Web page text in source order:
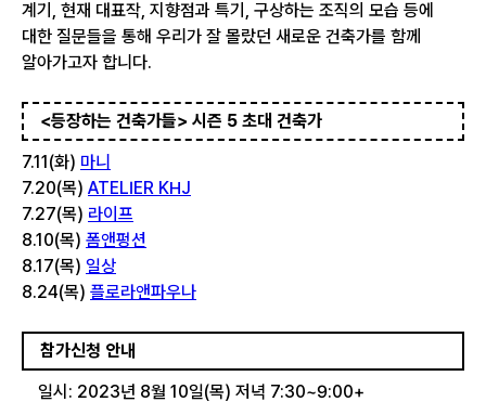
계기, 현재 대표작, 지향점과 특기, 구상하는 조직의 모습 등에
대한 질문들을 통해 우리가 잘 몰랐던 새로운 건축가를 함께
알아가고자 합니다.
<등장하는 건축가들> 시즌 5 초대 건축가
7.11(화) 마니
7.20(목) ATELIER KHJ
7.27(목) 라이프
8.10(목) 폼앤펑션
8.17(목) 일상
8.24(목) 플로라앤파우나
참가신청 안내
일시: 2023년 8월 10일(목) 저녁 7:30~9:00+